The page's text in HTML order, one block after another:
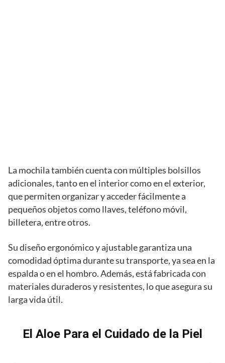
La mochila también cuenta con múltiples bolsillos
adicionales, tanto en el interior como en el exterior,
que permiten organizar y acceder fácilmente a
pequeños objetos como llaves, teléfono móvil,
billetera, entre otros.
Su diseño ergonómico y ajustable garantiza una
comodidad óptima durante su transporte, ya sea en la
espalda o en el hombro. Además, está fabricada con
materiales duraderos y resistentes, lo que asegura su
larga vida útil.
El Aloe Para el Cuidado de la Piel